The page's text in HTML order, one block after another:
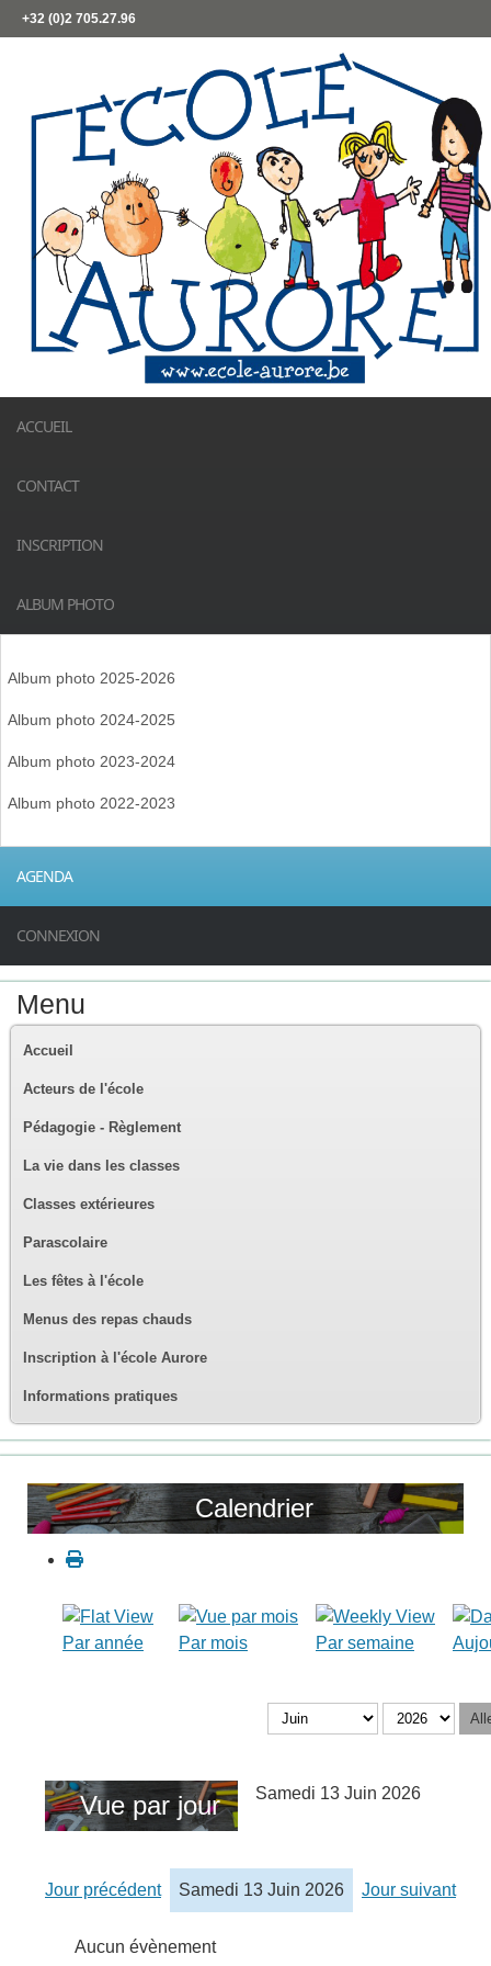
+32 (0)2 705.27.96
ACCUEIL
CONTACT
INSCRIPTION
ALBUM PHOTO
Album photo 2025-2026
Album photo 2024-2025
Album photo 2023-2024
Album photo 2022-2023
AGENDA
CONNEXION
Menu
Accueil
Acteurs de l'école
Pédagogie - Règlement
La vie dans les classes
Classes extérieures
Parascolaire
Les fêtes à l'école
Menus des repas chauds
Inscription à l'école Aurore
Informations pratiques
Calendrier
Par année Par mois Par semaine
Vue par jour Samedi 13 Juin 2026
Jour précédent Samedi 13 Juin 2026 Jour suivant
Aucun évènement